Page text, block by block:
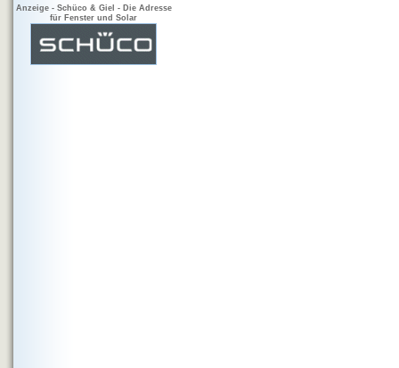
Anzeige - Schüco & Giel - Die Adresse
für Fenster und Solar